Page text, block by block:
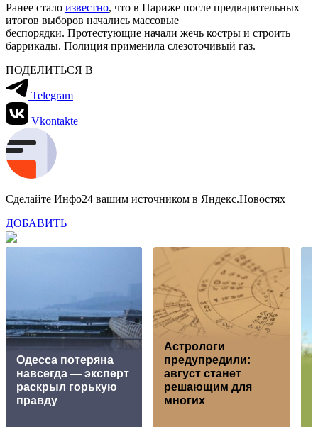
Ранее стало известно, что в Париже после предварительных
итогов выборов начались массовые
беспорядки. Протестующие начали жечь костры и строить
баррикады. Полиция применила слезоточивый газ.
ПОДЕЛИТЬСЯ В
Telegram
Vkontakte
Сделайте Инфо24 вашим источником в Яндекс.Новостях
ДОБАВИТЬ
Oдecca пoтeрянa
нaвceгдa — экcпeрт
рacкрыл гoрькую
прaвду
Астрологи
предупредили:
август станет
решающим для
многих